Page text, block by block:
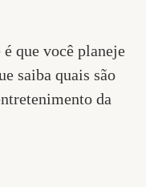
que você planeje
saiba quais são
da